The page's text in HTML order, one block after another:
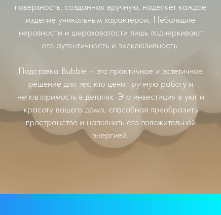
поверхность, созданная вручную, наделяет каждое
изделие уникальным характером. Небольшие
неровности и шероховатости лишь подчеркивают
его аутентичность и эксклюзивность.
Подставка Bubble – это практичное и эстетичное
решение для тех, кто ценит ручную работу и
неповторимость в деталях. Это инвестиция в уют и
красоту вашего дома, способная преобразить
пространство и наполнить его положительной
энергией.